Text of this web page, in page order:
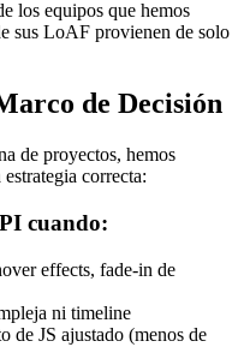
los equipos que hemos
sus LoAF provienen de solo
de Decisión
de proyectos, hemos
correcta:
cuando:
effects, fade-in de
ni timeline
de JS ajustado (menos de